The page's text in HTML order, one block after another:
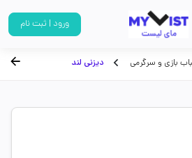
ورود | ثبت نام
بازی و سرگرمی دیزنی لند